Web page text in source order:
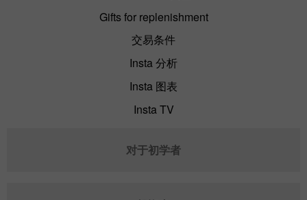
Gifts for replenishment
交易条件
Insta 分析
Insta 图表
Insta TV
对于初学者